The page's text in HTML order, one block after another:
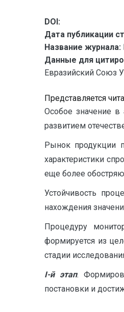
DOI:
Дата публикации
Название журнала:
Данные для
Евразийский Союз
Представляется
Особое значение в
развитием
Рынок продукции
характеристики
еще более
Устойчивость
нахождения
Процедуру
формируется из
стадии
I-й этап.
постановки и